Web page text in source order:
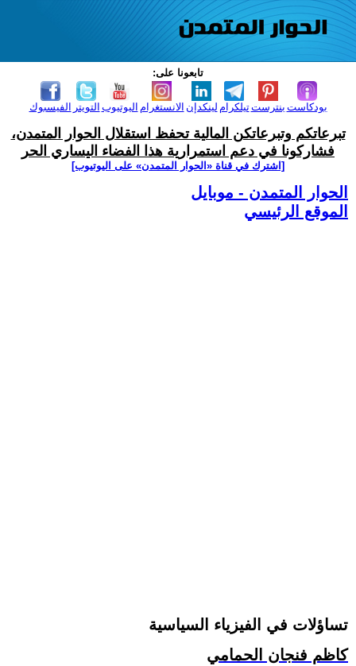
تابعونا على:
الفيسبوك التويتر اليوتيوب الانستغرام لينكدإن تيلكرامبنترست بودكاست
تبرعاتكم وتبرعاتكن المالية تحفظ استقلال الحوار المتمدن،
فشاركونا في دعم استمرارية هذا الفضاء اليساري الحر
[اشترك في قناة ‫«الحوار المتمدن» على اليوتيوب]
الحوار المتمدن - موبايل
الموقع الرئيسي
تساؤلات في الفيزياء السياسية
كاظم فنجان الحمامي